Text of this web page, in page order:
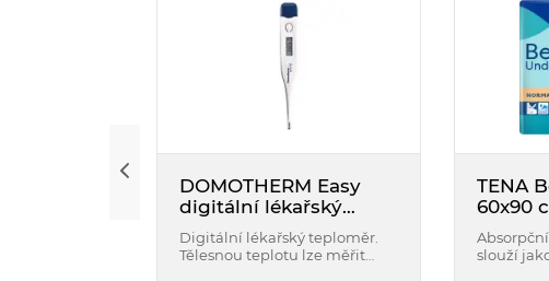
DOMOTHERM Easy
digitální lékařský
teploměr
Digitální lékařský teploměr.
Tělesnou teplotu lze měřit
TENA
60x90
slouží